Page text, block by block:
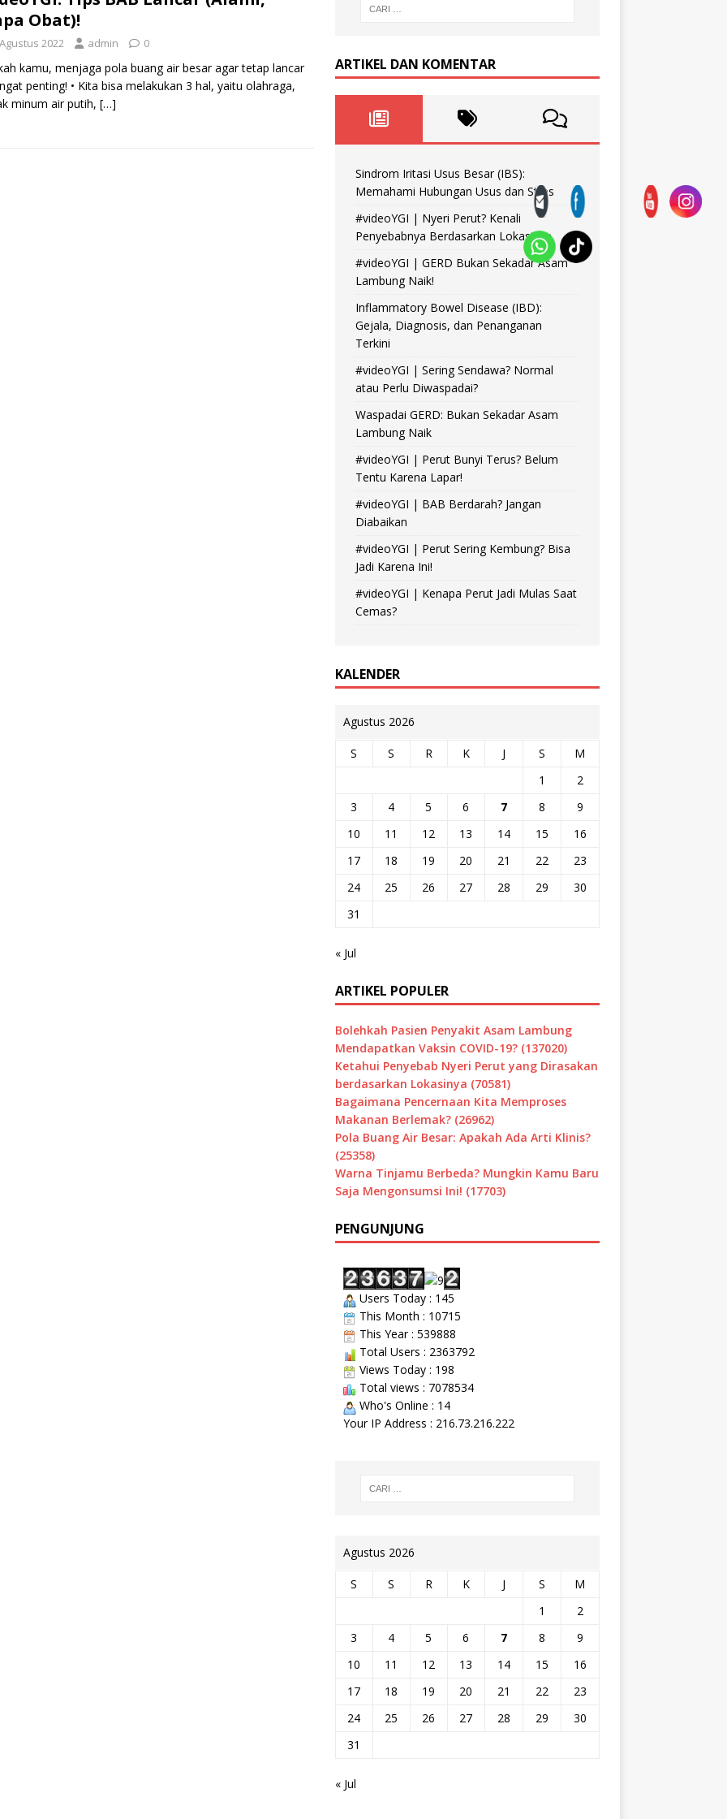
Obat)!
2022 admin 0
kamu, menjaga pola buang air besar agar tetap lancar
penting! • Kita bisa melakukan 3 hal, yaitu olahraga,
minum air putih, […]
ARTIKEL DAN KOMENTAR
Sindrom Iritasi Usus Besar (IBS):
Memahami Hubungan Usus dan Stres
#videoYGI | Nyeri Perut? Kenali
Penyebabnya Berdasarkan Lokasinya
#videoYGI | GERD Bukan Sekadar Asam
Lambung Naik!
Inflammatory Bowel Disease (IBD):
Gejala, Diagnosis, dan Penanganan
Terkini
#videoYGI | Sering Sendawa? Normal
atau Perlu Diwaspadai?
Waspadai GERD: Bukan Sekadar Asam
Lambung Naik
#videoYGI | Perut Bunyi Terus? Belum
Tentu Karena Lapar!
#videoYGI | BAB Berdarah? Jangan
Diabaikan
#videoYGI | Perut Sering Kembung? Bisa
Jadi Karena Ini!
#videoYGI | Kenapa Perut Jadi Mulas Saat
Cemas?
KALENDER
Agustus 2026
S S R K J S
M
1
2
3
4 5 6 7 8
9
10
11 12 13 14 15
16
17
18 19 20 21 22
23
24
25 26 27 28 29
30
31
« Jul
ARTIKEL POPULER
Bolehkah Pasien Penyakit Asam Lambung
Mendapatkan Vaksin COVID-19? (137020)
Ketahui Penyebab Nyeri Perut yang Dirasakan
berdasarkan Lokasinya (70581)
Bagaimana Pencernaan Kita Memproses
Makanan Berlemak? (26962)
Pola Buang Air Besar: Apakah Ada Arti Klinis?
(25358)
Warna Tinjamu Berbeda? Mungkin Kamu Baru
Saja Mengonsumsi Ini! (17703)
PENGUNJUNG
Users Today : 145
This Month : 10715
This Year : 539888
Total Users : 2363792
Views Today : 198
Total views : 7078534
Who's Online : 14
Your IP Address : 216.73.216.222
Agustus 2026
S S R K J S
M
1
2
3
4 5 6 7 8
9
10
11 12 13 14 15
16
17
18 19 20 21 22
23
24
25 26 27 28 29
30
31
« Jul